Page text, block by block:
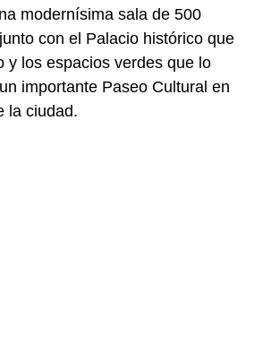
modernísima sala de 500
con el Palacio histórico que
y los espacios verdes que lo
importante Paseo Cultural en
la ciudad.